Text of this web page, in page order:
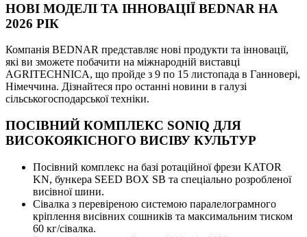
НОВІ МОДЕЛІ ТА ІННОВАЦІЇ BEDNAR НА
2026 РІК
Компанія BEDNAR представляє нові продукти та інновації,
які ви зможете побачити на міжнародній виставці
AGRITECHNICA, що пройде з 9 по 15 листопада в Ганновері,
Німеччина. Дізнайтеся про останні новини в галузі
сільськогосподарської техніки.
ПОСІВНИЙ КОМПЛЕКС SONIQ ДЛЯ
ВИСОКОЯКІСНОГО ВИСІВУ КУЛЬТУР
Посівний комплекс на базі ротаційної фрези KATOR
KN, бункера SEED BOX SB та спеціально розробленої
висівної шини.
Сівалка з перевіреною системою паралелограмного
кріплення висівних сошників та максимальним тиском
60 кг/сівалка.